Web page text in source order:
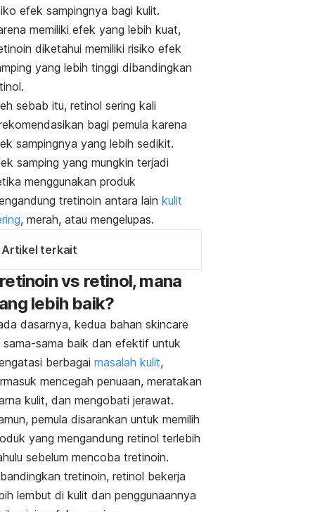
efek sampingnya bagi kulit.
memiliki efek yang lebih kuat,
diketahui memiliki risiko efek
yang lebih tinggi dibandingkan
sebab itu, retinol sering kali
bagi pemula karena
sampingnya yang lebih sedikit.
samping yang mungkin terjadi
menggunakan produk
tretinoin antara lain kulit
, merah, atau mengelupas.
Artikel terkait
vs retinol, mana
lebih baik?
dasarnya, kedua bahan skincare
sama-sama baik dan efektif untuk
berbagai masalah kulit,
mencegah penuaan, meratakan
kulit, dan mengobati jerawat.
pemula disarankan untuk memilih
yang mengandung retinol terlebih
sebelum mencoba tretinoin.
tretinoin, retinol bekerja
lembut di kulit dan penggunaannya